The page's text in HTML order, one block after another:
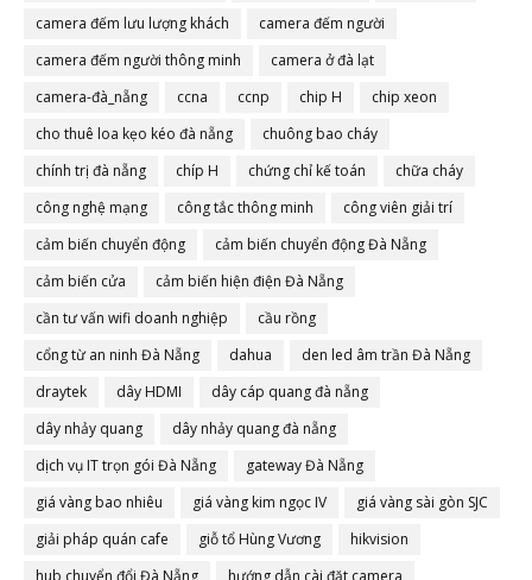
camera đếm lưu lượng khách
camera đếm người
camera đếm người thông minh
camera ở đà lạt
camera-đà_nẵng
ccna ccnp chip H
chip xeon
cho thuê loa kẹo kéo đà nẵng
chuông bao cháy
chính trị đà nẵng
chíp H chứng chỉ kế toán
chữa cháy
công nghệ mạng
công tắc thông minh
công viên giải trí
cảm biến chuyển động
cảm biến chuyển động Đà Nẵng
cảm biến cửa
cảm biến hiện điện Đà Nẵng
cần tư vấn wifi doanh nghiệp
cầu rồng
cổng từ an ninh Đà Nẵng
dahua
den led âm trần Đà Nẵng
draytek
dây HDMI
dây cáp quang đà nẵng
dây nhảy quang
dây nhảy quang đà nẵng
dịch vụ IT trọn gói Đà Nẵng
gateway Đà Nẵng
giá vàng bao nhiêu
giá vàng kim ngọc IV
giá vàng sài gòn SJC
giải pháp quán cafe
giỗ tổ Hùng Vương
hikvision
hub chuyển đổi Đà Nẵng
hướng dẫn cài đặt camera